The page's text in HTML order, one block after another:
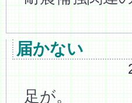
届かない
足が。